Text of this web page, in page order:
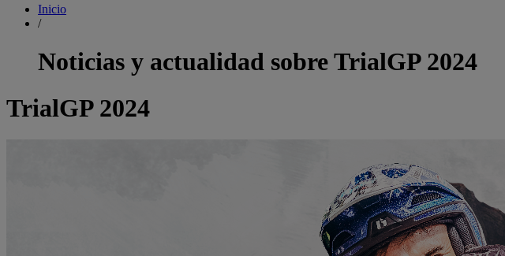
Inicio
/
Noticias y actualidad sobreTrialGP 2024
TrialGP 2024